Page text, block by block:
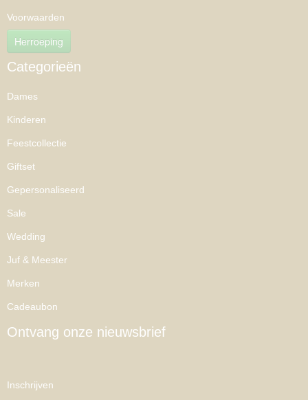
Voorwaarden
Herroeping
Categorieën
Dames
Kinderen
Feestcollectie
Giftset
Gepersonaliseerd
Sale
Wedding
Juf & Meester
Merken
Cadeaubon
Ontvang onze nieuwsbrief
Inschrijven